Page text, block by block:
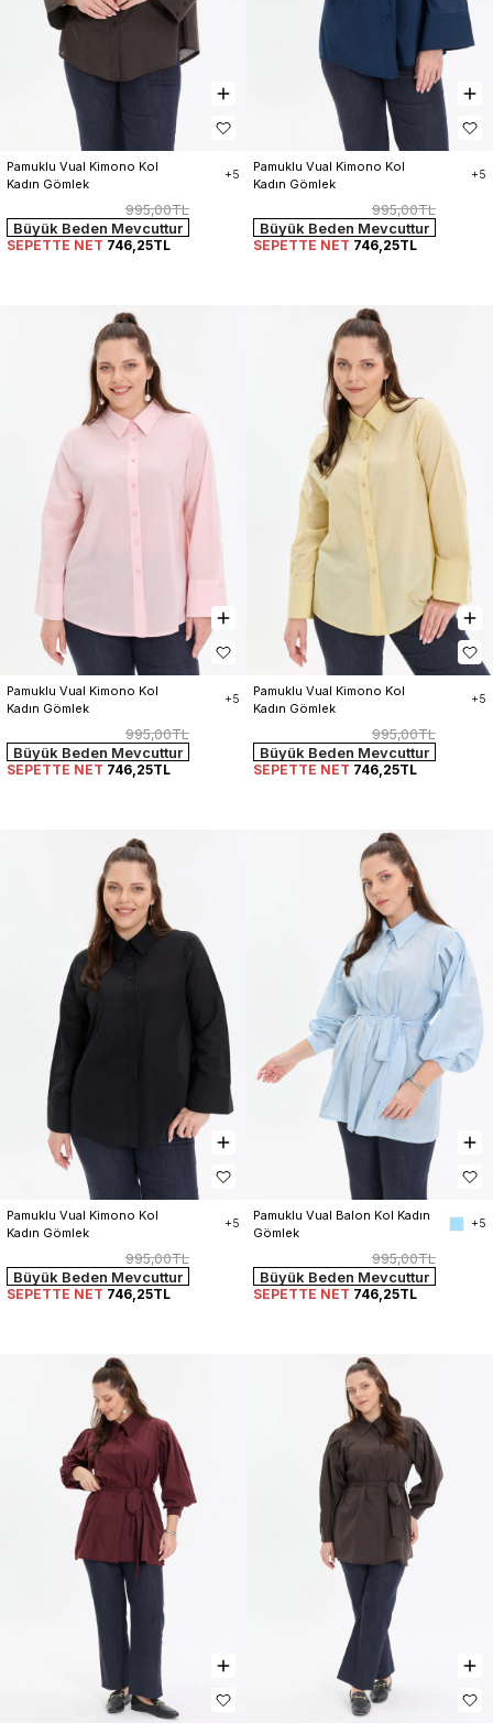
Pamuklu Vual Kimono Kol
Kadın Gömlek
+5
995,00TL
Büyük Beden Mevcuttur
SEPETTE NET 746,25TL
Pamuklu Vual Kimono Kol
Kadın Gömlek
+5
995,00TL
Büyük Beden Mevcuttur
SEPETTE NET 746,25TL
Pamuklu Vual Kimono Kol
Kadın Gömlek
+5
995,00TL
Büyük Beden Mevcuttur
SEPETTE NET 746,25TL
Pamuklu Vual Kimono Kol
Kadın Gömlek
+5
995,00TL
Büyük Beden Mevcuttur
SEPETTE NET 746,25TL
Pamuklu Vual Kimono Kol
Kadın Gömlek
+5
995,00TL
Büyük Beden Mevcuttur
SEPETTE NET 746,25TL
Pamuklu Vual Balon Kol Kadın
Gömlek
+5
995,00TL
Büyük Beden Mevcuttur
SEPETTE NET 746,25TL